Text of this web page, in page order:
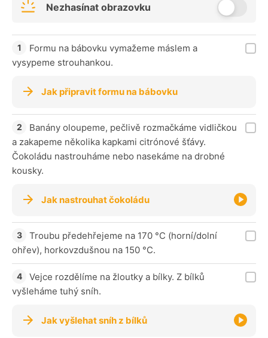
Nezhasínat obrazovku
Formu na bábovku vymažeme máslem a
vysypeme strouhankou.
Jak připravit formu na bábovku
Banány oloupeme, pečlivě rozmačkáme vidličkou
a zakapeme několika kapkami citrónové šťávy.
Čokoládu nastrouháme nebo nasekáme na drobné
kousky.
Jak nastrouhat čokoládu
Troubu předehřejeme na 170 °C (horní/dolní
ohřev), horkovzdušnou na 150 °C.
Vejce rozdělíme na žloutky a bílky. Z bílků
vyšleháme tuhý sníh.
Jak vyšlehat sníh z bílků